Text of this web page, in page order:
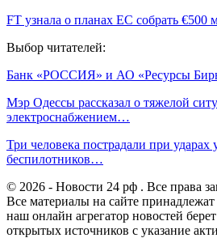
FT узнала о планах ЕС собрать €500
Выбор читателей:
Банк «РОССИЯ» и АО «Ресурсы
Мэр Одессы рассказал о тяжелой
электроснабжением…
Три человека пострадали при ударах
беспилотников…
© 2026 - Новости 24 рф . Все права
Все материалы на сайте
наш онлайн агрегатор новостей
открытых источников с указание